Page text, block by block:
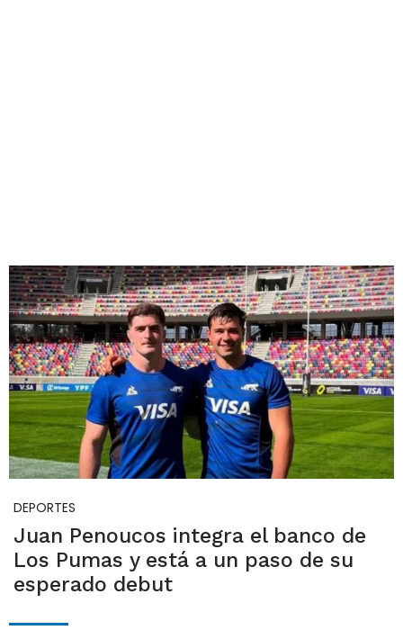
DEPORTES
Juan Penoucos integra el banco de
Los Pumas y está a un paso de su
esperado debut